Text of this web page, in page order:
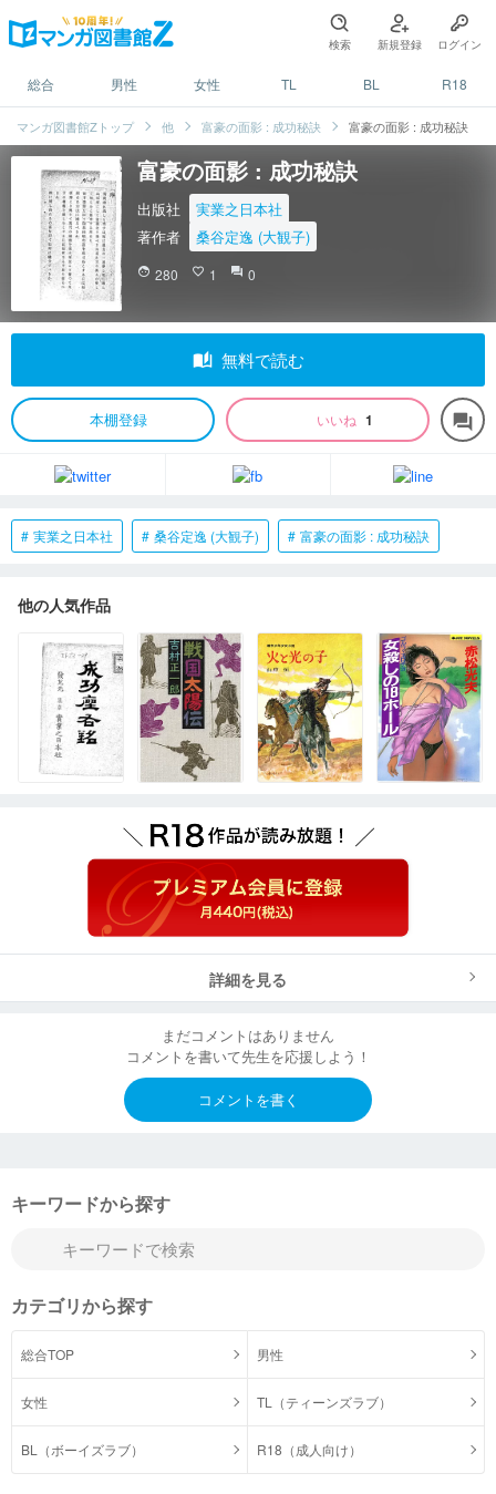
検索 新規登録 ログイン
総合 男性 女性 TL BL R18
マンガ図書館Zトップ 他 富豪の面影 : 成功秘訣 富豪の面影 : 成功秘訣
富豪の面影 : 成功秘訣
出版社
実業之日本社
著作者
桑谷定逸 (大観子)
face 280 favorite_border 1 question_answer 0
auto_stories 無料で読む
本棚登録 いいね 1 forum
実業之日本社 桑谷定逸 (大観子) 富豪の面影 : 成功秘訣
他の人気作品
詳細を見る
まだコメントはありません
コメントを書いて先生を応援しよう！
コメントを書く
キーワードから探す
カテゴリから探す
総合TOP 男性
女性 TL（ティーンズラブ）
BL（ボーイズラブ） R18（成人向け）